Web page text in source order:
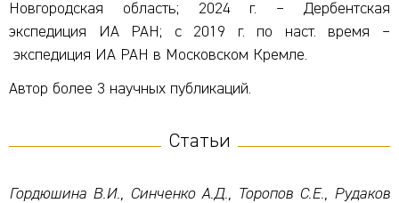
Новгородская область; 2024 г. – Дербентская
экспедиция ИА РАН; с 2019 г. по наст. время –
экспедиция ИА РАН в Московском Кремле.
Автор более 3 научных публикаций.
Статьи
Гордюшина В.И., Синченко А.Д., Торопов С.Е., Рудаков